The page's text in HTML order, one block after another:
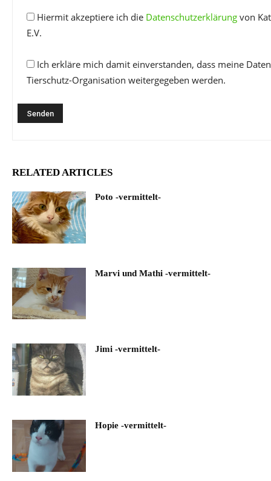
Hiermit akzeptiere ich die Datenschutzerklärung von
E.V.
Ich erkläre mich damit einverstanden, dass meine
Tierschutz-Organisation weitergegeben werden.
RELATED ARTICLES
Poto -vermittelt-
Marvi und Mathi -vermittelt-
Jimi -vermittelt-
Hopie -vermittelt-